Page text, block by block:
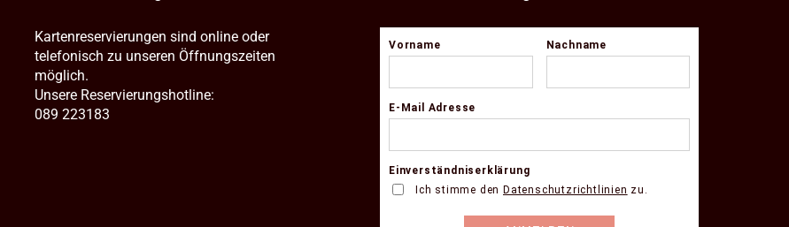
Kartenreservierungen sind online oder
telefonisch zu unseren Öffnungszeiten
möglich.
Unsere Reservierungshotline:
089 223183